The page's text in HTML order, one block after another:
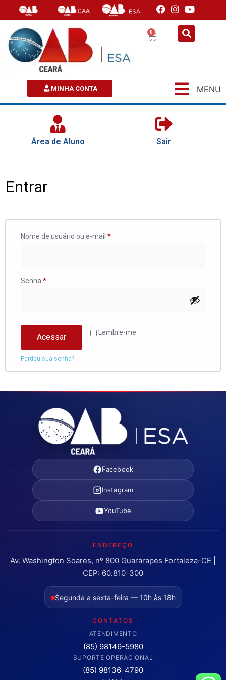
0
MINHA CONTA MENU
Área de Aluno Sair
Entrar
Nome de usuário ou e-mail *
Senha *
Lembre-me
Acessar
Perdeu sua senha?
Facebook
Instagram
YouTube
ENDEREÇO
Av. Washington Soares, nº 800 Guararapes Fortaleza-CE |
CEP: 60.810-300
Segunda a sexta-feira — 10h às 18h
CONTATOS
ATENDIMENTO
(85) 98146-5980
SUPORTE OPERACIONAL
(85) 98136-4790